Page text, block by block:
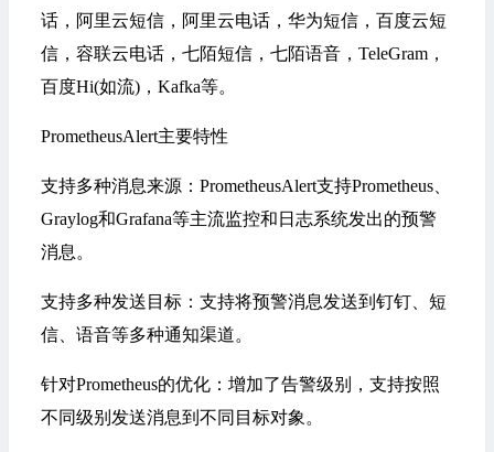
话，阿里云短信，阿里云电话，华为短信，百度云短
信，容联云电话，七陌短信，七陌语音，TeleGram，
百度Hi(如流)，Kafka等。
‌PrometheusAlert‌主要特性
‌支持多种消息来源：PrometheusAlert支持Prometheus、
Graylog和Grafana等主流监控和日志系统发出的预警
消息。
‌支持多种发送目标‌：支持将预警消息发送到钉钉、短
信、语音等多种通知渠道。
‌针对Prometheus的优化‌：增加了告警级别，支持按照
不同级别发送消息到不同目标对象。